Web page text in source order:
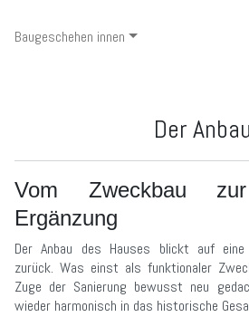
Baugeschehen innen
Der Anbau
Vom Zweckbau
Ergänzung
Der Anbau des Hauses blickt auf eine
zurück. Was einst als funktionaler
Zuge der Sanierung bewusst neu
wieder harmonisch in das historische